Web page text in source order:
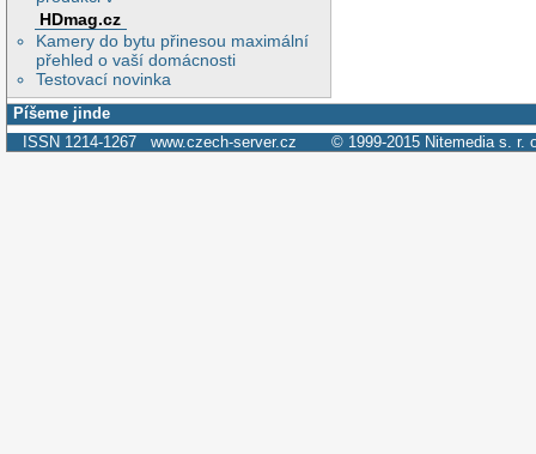
HDmag.cz
Kamery do bytu přinesou maximální
přehled o vaší domácnosti
Testovací novinka
Píšeme jinde
ISSN 1214-1267 www.czech-server.cz © 1999-2015 Nitemedia s. r.